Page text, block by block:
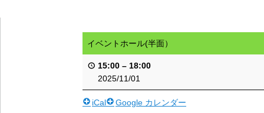
イベントホール(半面）
15:00 – 18:00
2025/11/01
iCal Google カレンダー